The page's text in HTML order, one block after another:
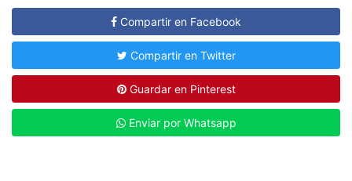
Compartir en Facebook
Compartir en Twitter
Guardar en Pinterest
Enviar por Whatsapp